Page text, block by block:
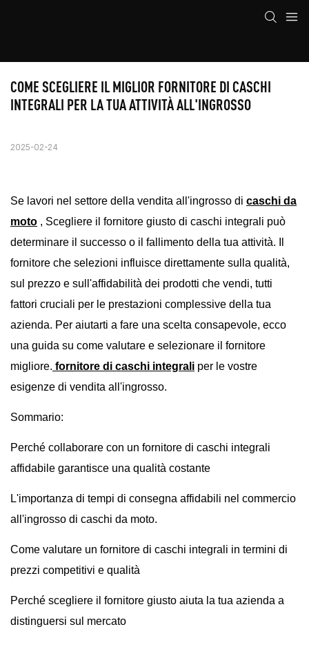
COME SCEGLIERE IL MIGLIOR FORNITORE DI CASCHI
INTEGRALI PER LA TUA ATTIVITÀ ALL'INGROSSO
2025-02-24
Se lavori nel settore della vendita all'ingrosso di caschi da
moto , Scegliere il fornitore giusto di caschi integrali può
determinare il successo o il fallimento della tua attività. Il
fornitore che selezioni influisce direttamente sulla qualità,
sul prezzo e sull'affidabilità dei prodotti che vendi, tutti
fattori cruciali per le prestazioni complessive della tua
azienda. Per aiutarti a fare una scelta consapevole, ecco
una guida su come valutare e selezionare il fornitore
migliore. fornitore di caschi integrali per le vostre
esigenze di vendita all'ingrosso.
Sommario:
Perché collaborare con un fornitore di caschi integrali
affidabile garantisce una qualità costante
L'importanza di tempi di consegna affidabili nel commercio
all'ingrosso di caschi da moto.
Come valutare un fornitore di caschi integrali in termini di
prezzi competitivi e qualità
Perché scegliere il fornitore giusto aiuta la tua azienda a
distinguersi sul mercato